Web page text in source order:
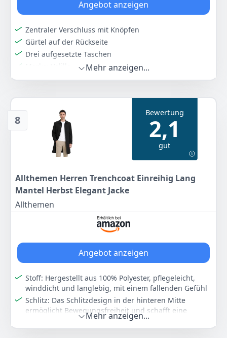
Angebot anzeigen
Zentraler Verschluss mit Knöpfen
Gürtel auf der Rückseite
Drei aufgesetzte Taschen
Farbe Hersteller Gewicht
Mehr anzeigen...
8
Bewertung
2,1
gut
Allthemen Herren Trenchcoat Einreihig Lang
Mantel Herbst Elegant Jacke
Allthemen
Angebot anzeigen
Stoff: Hergestellt aus 100% Polyester, pflegeleicht,
winddicht und langlebig, mit einem fallenden Gefühl
Schlitz: Das Schlitzdesign in der hinteren Mitte
ermöglicht Bewegungsfreiheit und schafft eine
stilvolle SilhouetteMehr anzeigen...